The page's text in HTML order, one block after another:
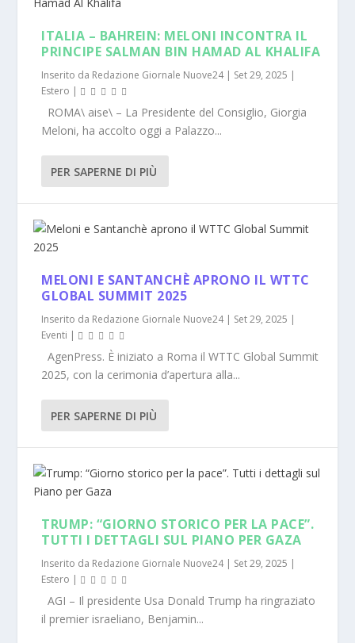
ITALIA – BAHREIN: MELONI INCONTRA IL
PRINCIPE SALMAN BIN HAMAD AL KHALIFA
Inserito da Redazione Giornale Nuove24| Set 29, 2025 |
Estero |
ROMA\ aise\ – La Presidente del Consiglio, Giorgia
Meloni, ha accolto oggi a Palazzo...
PER SAPERNE DI PIÙ
MELONI E SANTANCHÈ APRONO IL WTTC
GLOBAL SUMMIT 2025
Inserito da Redazione Giornale Nuove24| Set 29, 2025 |
Eventi |
AgenPress. È iniziato a Roma il WTTC Global Summit
2025, con la cerimonia d’apertura alla...
PER SAPERNE DI PIÙ
TRUMP: “GIORNO STORICO PER LA PACE”.
TUTTI I DETTAGLI SUL PIANO PER GAZA
Inserito da Redazione Giornale Nuove24| Set 29, 2025 |
Estero |
AGI – Il presidente Usa Donald Trump ha ringraziato
il premier israeliano, Benjamin...